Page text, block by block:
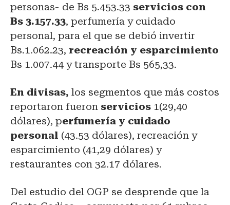
personas- de Bs 5.453.33 servicios con
Bs 3.157.33, perfumería y cuidado
personal, para el que se debió invertir
Bs.1.062.23, recreación y esparcimiento
Bs 1.007.44 y transporte Bs 565,33.
En divisas, los segmentos que más costos
reportaron fueron servicios 1(29,40
dólares), perfumería y cuidado
personal (43.53 dólares), recreación y
esparcimiento (41,29 dólares) y
restaurantes con 32.17 dólares.
Del estudio del OGP se desprende que la